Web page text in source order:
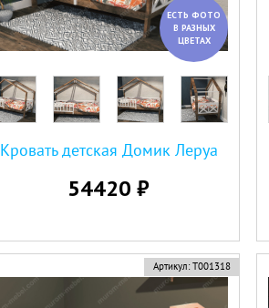
ЕСТЬ ФОТО
В РАЗНЫХ
ЦВЕТАХ
Кровать детская Домик Леруа
54420 ₽
Артикул: Т001318